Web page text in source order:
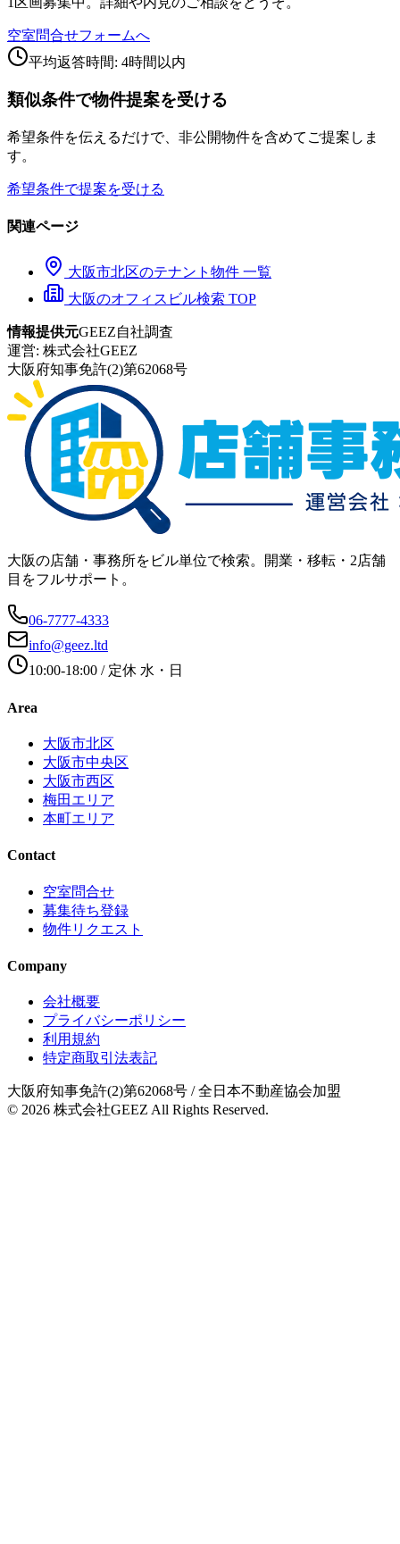
空室問合せフォームへ
平均返答時間: 4時間以内
類似条件で物件提案を受ける
希望条件を伝えるだけで、非公開物件を含めてご提案しま
す。
希望条件で提案を受ける
関連ページ
大阪市北区のテナント物件 一覧
大阪のオフィスビル検索 TOP
情報提供元GEEZ自社調査
運営: 株式会社GEEZ
大阪府知事免許(2)第62068号
大阪の店舗・事務所をビル単位で検索。開業・移転・2店舗
目をフルサポート。
06-7777-4333
info@geez.ltd
10:00-18:00 / 定休 水・日
Area
大阪市北区
大阪市中央区
大阪市西区
梅田エリア
本町エリア
Contact
空室問合せ
募集待ち登録
物件リクエスト
Company
会社概要
プライバシーポリシー
利用規約
特定商取引法表記
大阪府知事免許(2)第62068号 / 全日本不動産協会加盟
© 2026 株式会社GEEZ All Rights Reserved.